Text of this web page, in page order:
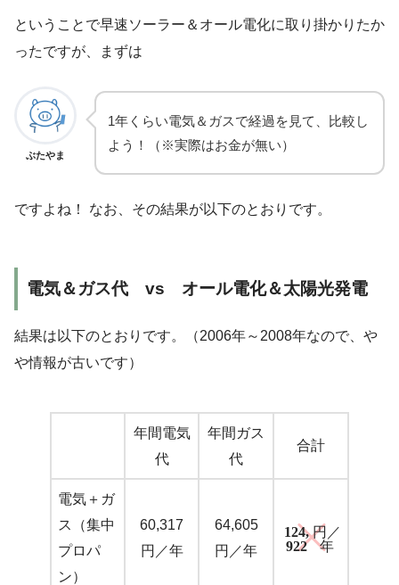
ということで早速ソーラー＆オール電化に取り掛かりたか
ったですが、まずは
ぶたやま
1年くらい電気＆ガスで経過を見て、比較し
よう！（※実際はお金が無い）
ですよね！ なお、その結果が以下のとおりです。
電気＆ガス代 vs オール電化＆太陽光発電
結果は以下のとおりです。（2006年～2008年なので、や
や情報が古いです）
年間電気
代
年間ガス
代
合計
電気＋ガ
ス（集中
プロパ
ン）
60,317
円／年
64,605
円／年
124,
922
円／
年